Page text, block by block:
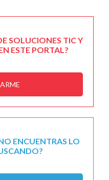
SOLUCIONES TIC Y
ESTE PORTAL?
ENCUENTRAS LO